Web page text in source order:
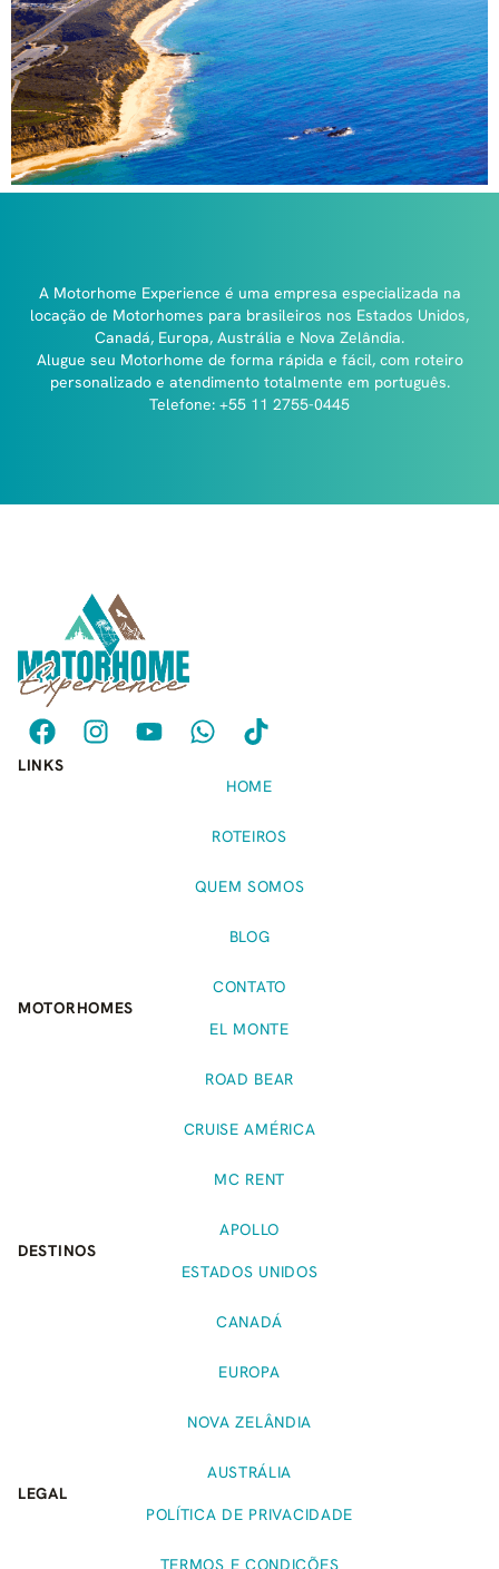
A Motorhome Experience é uma empresa especializada na
locação de Motorhomes para brasileiros nos Estados Unidos,
Canadá, Europa, Austrália e Nova Zelândia.
Alugue seu Motorhome de forma rápida e fácil, com roteiro
personalizado e atendimento totalmente em português.
Telefone: +55 11 2755-0445
LINKS
HOME
ROTEIROS
QUEM SOMOS
BLOG
CONTATO
MOTORHOMES
EL MONTE
ROAD BEAR
CRUISE AMÉRICA
MC RENT
APOLLO
DESTINOS
ESTADOS UNIDOS
CANADÁ
EUROPA
NOVA ZELÂNDIA
AUSTRÁLIA
LEGAL
POLÍTICA DE PRIVACIDADE
TERMOS E CONDIÇÕES